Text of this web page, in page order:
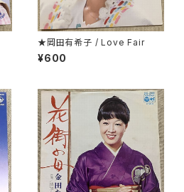
★岡田有希子 / Love Fair
¥600